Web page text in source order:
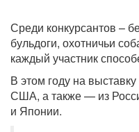
Среди конкурсантов –
бульдоги, охотничьи
каждый участник
В этом году на
США, а также — из
и Японии.